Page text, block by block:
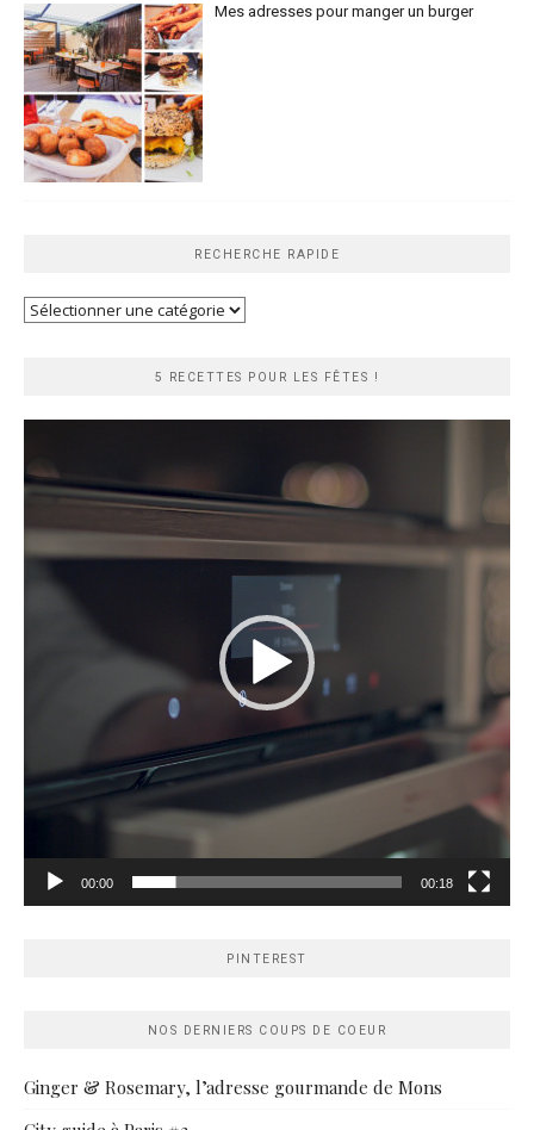
Mes adresses pour manger un burger
RECHERCHE RAPIDE
Recherche
5 RECETTES POUR LES FÊTES !
00:00 00:18
PINTEREST
NOS DERNIERS COUPS DE COEUR
Ginger & Rosemary, l’adresse gourmande de Mons